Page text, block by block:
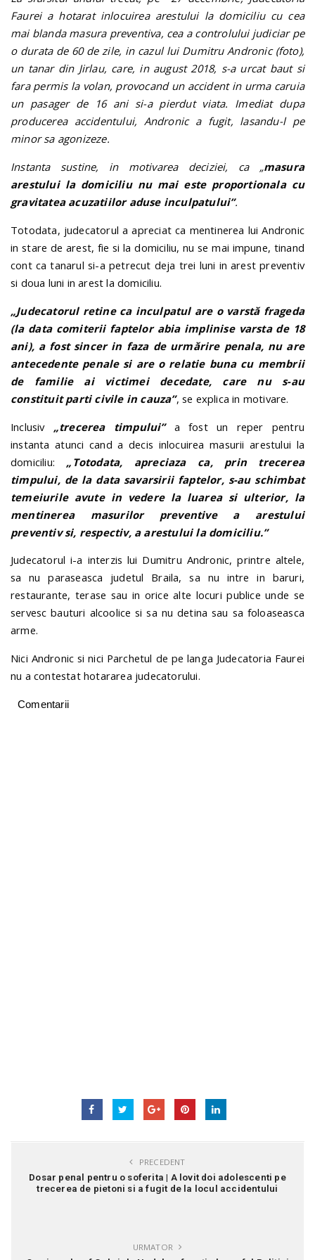
Faurei a hotarat inlocuirea arestului la domiciliu cu cea
mai blanda masura preventiva, cea a controlului judiciar pe
o durata de 60 de zile, in cazul lui Dumitru Andronic (foto),
un tanar din Jirlau, care, in august 2018, s-a urcat baut si
fara permis la volan, provocand un accident in urma caruia
un pasager de 16 ani si-a pierdut viata. Imediat dupa
producerea accidentului, Andronic a fugit, lasandu-l pe
minor sa agonizeze.
Instanta sustine, in motivarea deciziei, ca „masura
arestului la domiciliu nu mai este proportionala cu
gravitatea acuzatiilor aduse inculpatului”.
Totodata, judecatorul a apreciat ca mentinerea lui Andronic
in stare de arest, fie si la domiciliu, nu se mai impune, tinand
cont ca tanarul si-a petrecut deja trei luni in arest preventiv
si doua luni in arest la domiciliu.
„Judecatorul retine ca inculpatul are o varstă frageda
(la data comiterii faptelor abia implinise varsta de 18
ani), a fost sincer in faza de urmărire penala, nu are
antecedente penale si are o relatie buna cu membrii
de familie ai victimei decedate, care nu s-au
constituit parti civile in cauza”, se explica in motivare.
Inclusiv „trecerea timpului”a fost un reper pentru
instanta atunci cand a decis inlocuirea masurii arestului la
domiciliu: „Totodata, apreciaza ca, prin trecerea
timpului, de la data savarsirii faptelor, s-au schimbat
temeiurile avute in vedere la luarea si ulterior, la
mentinerea masurilor preventive a arestului
preventiv si, respectiv, a arestului la domiciliu.”
Judecatorul i-a interzis lui Dumitru Andronic, printre altele,
sa nu paraseasca judetul Braila, sa nu intre in baruri,
restaurante, terase sau in orice alte locuri publice unde se
servesc bauturi alcoolice si sa nu detina sau sa foloaseasca
arme.
Nici Andronic si nici Parchetul de pe langa Judecatoria Faurei
nu a contestat hotararea judecatorului.
Comentarii
PRECEDENT
Dosar penal pentru o soferita | A lovit doi adolescenti pe
trecerea de pietoni si a fugit de la locul accidentului
URMATOR